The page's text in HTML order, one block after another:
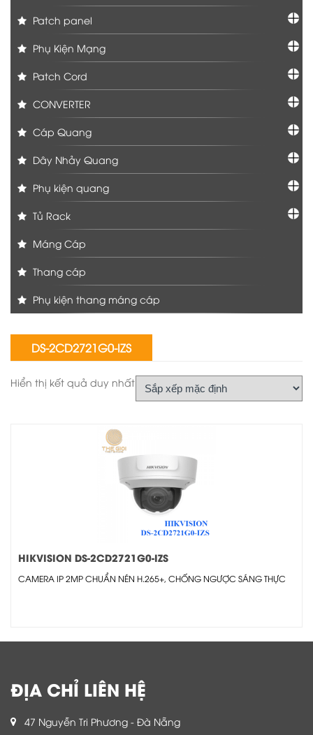
Patch panel
Phụ Kiện Mạng
Patch Cord
CONVERTER
Cáp Quang
Dây Nhảy Quang
Phụ kiện quang
Tủ Rack
Máng Cáp
Thang cáp
Phụ kiện thang máng cáp
DS-2CD2721G0-IZS
Hiển thị kết quả duy nhất
HIKVISION DS-2CD2721G0-IZS
CAMERA IP 2MP CHUẨN NÉN H.265+, CHỐNG NGƯỢC SÁNG THỰC
ĐỊA CHỈ LIÊN HỆ
47 Nguyễn Tri Phương - Đà Nẵng